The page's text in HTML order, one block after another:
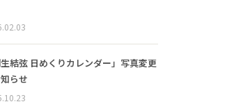
生結弦 日めくりカレンダー」写真変更
らせ